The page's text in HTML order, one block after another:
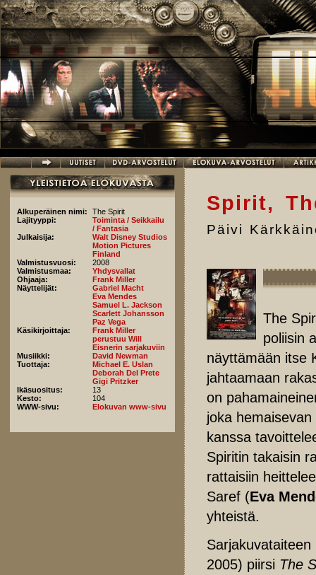
Hyppää pääsisältöön
Alkuperäinen nimi:
The Spirit
Lajityyppi:
Toiminta / Seikkailu
/ Fantasia
Julkaisija:
Walt Disney Studios
Motion Pictures
Finland
Valmistusvuosi:
2008
Valmistusmaa:
Yhdysvallat
Ohjaaja:
Frank Miller
Näyttelijät:
Gabriel Macht
Eva Mendes
Samuel L. Jackson
Scarlett Johansson
Paz Vega
Käsikirjoittaja:
Frank Miller
perustuu Will
Eisnerin sarjakuviin
Musiikki:
David Newman
Tuottaja:
Michael E. Uslan
Deborah Del Prete
Gigi Pritzker
Ikäsuositus:
13
Kesto:
104
WWW-sivu:
Elokuvan www-sivu
Spirit,
Päivi
The
poliisin
näyttämään itse
jahtaamaan
on
joka
kanssa
Spiritin takaisin
rattaisiin
Saref (Eva
yhteistä.
2005) piirsi The